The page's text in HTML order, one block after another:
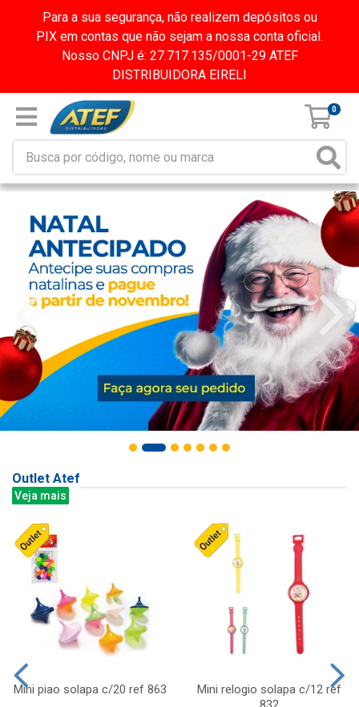
Para a sua segurança, não realizem depósitos ou
PIX em contas que não sejam a nossa conta oficial.
Nosso CNPJ é: 27.717.135/0001-29 ATEF
DISTRIBUIDORA EIRELI
0
Outlet Atef
Veja mais
Mini piao solapa c/20 ref 863
Mini relogio solapa c/12 ref